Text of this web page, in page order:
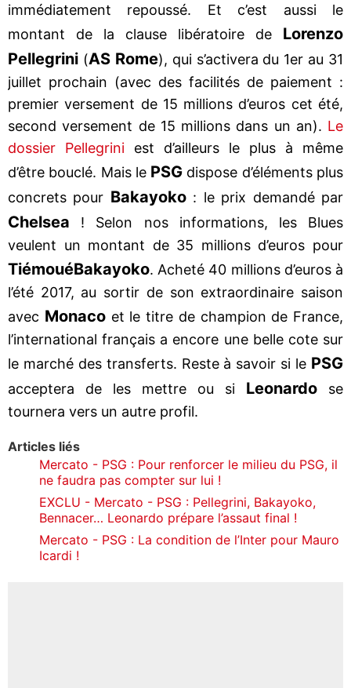
immédiatement repoussé. Et c’est aussi le
montant de la clause libératoire de Lorenzo
Pellegrini (AS Rome), qui s’activera du 1er au 31
juillet prochain (avec des facilités de paiement :
premier versement de 15 millions d’euros cet été,
second versement de 15 millions dans un an). Le
dossier Pellegrini est d’ailleurs le plus à même
d’être bouclé. Mais le PSG dispose d’éléments plus
concrets pour Bakayoko: le prix demandé par
Chelsea ! Selon nos informations, les Blues
veulent un montant de 35 millions d’euros pour
TiémouéBakayoko. Acheté 40 millions d’euros à
l’été 2017, au sortir de son extraordinaire saison
avec Monacoet le titre de champion de France,
l’international français a encore une belle cote sur
le marché des transferts. Reste à savoir si le PSG
acceptera de les mettre ou si Leonardo se
tournera vers un autre profil.
Articles liés
Mercato - PSG : Pour renforcer le milieu du PSG, il
ne faudra pas compter sur lui !
EXCLU - Mercato - PSG : Pellegrini, Bakayoko,
Bennacer… Leonardo prépare l’assaut final !
Mercato - PSG : La condition de l’Inter pour Mauro
Icardi !